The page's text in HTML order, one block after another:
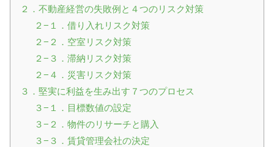
２．不動産経営の失敗例と４つのリスク対策
２−１．借り入れリスク対策
２−２．空室リスク対策
２−３．滞納リスク対策
２−４．災害リスク対策
３．堅実に利益を生み出す７つのプロセス
３−１．目標数値の設定
３−２．物件のリサーチと購入
３−３．賃貸管理会社の決定